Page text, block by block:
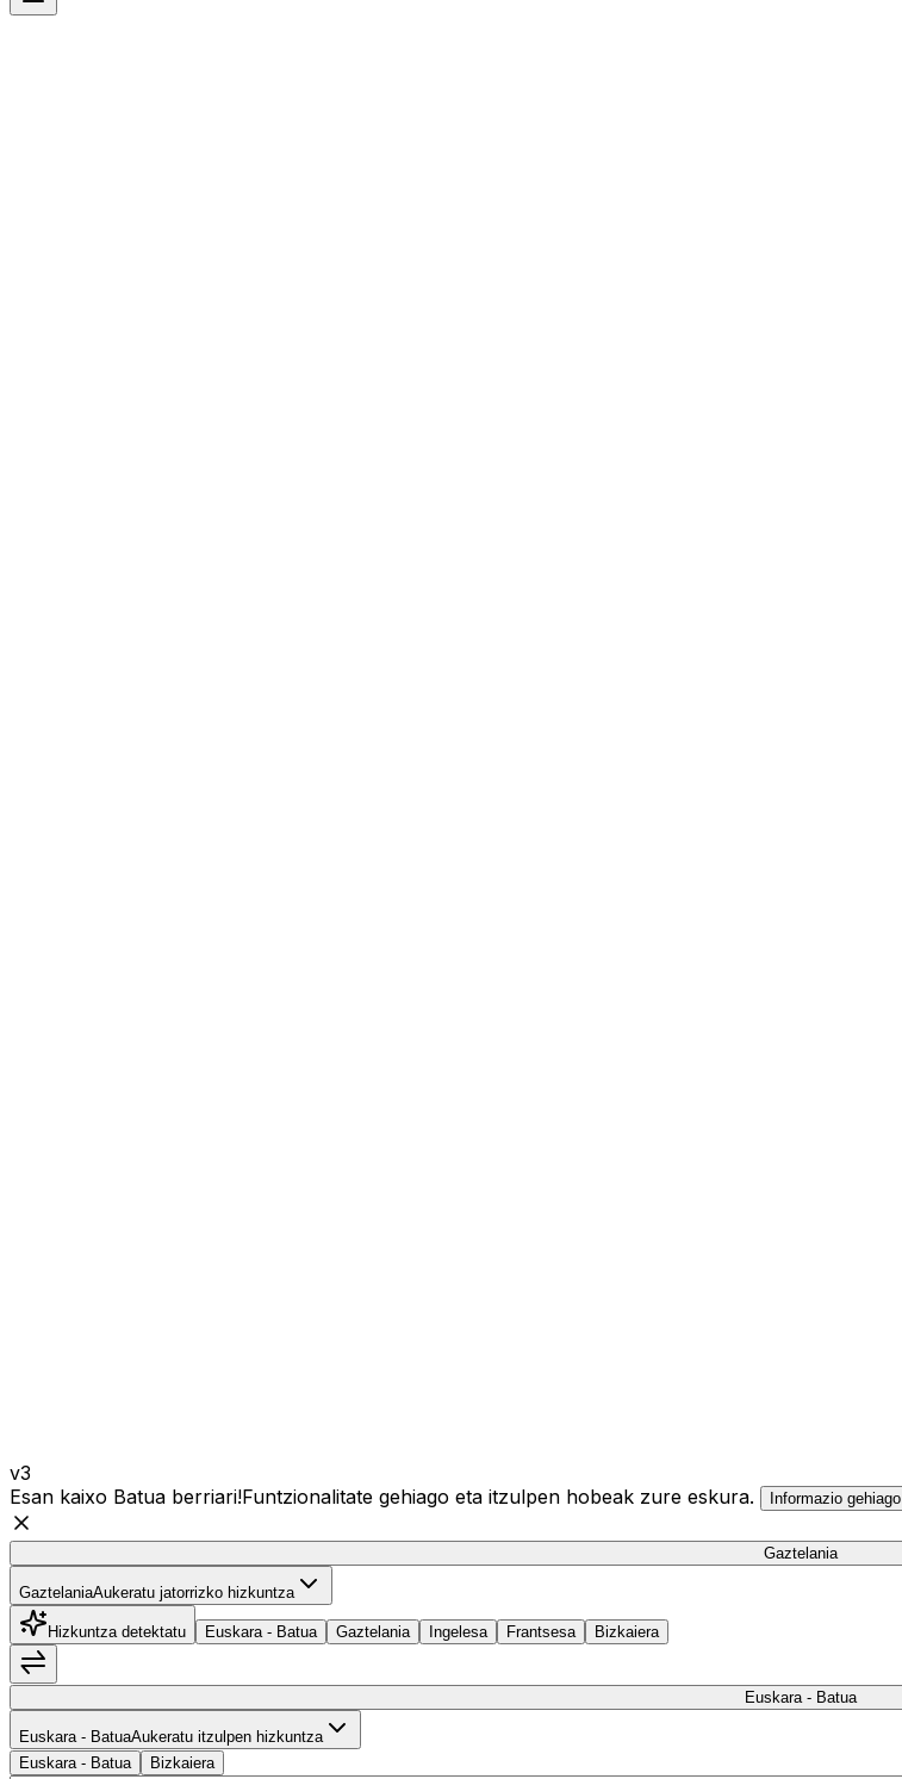
v3
Esan kaixo Batua berriari!Funtzionalitate gehiago eta itzulpen hobeak zure eskura. Informazio gehiago
Gaztelania
GaztelaniaAukeratu jatorrizko hizkuntza
Hizkuntza detektatu Euskara - Batua Gaztelania Ingelesa Frantsesa
Bizkaiera
Euskara - Batua
Euskara - BatuaAukeratu itzulpen hizkuntza
Euskara - Batua
Bizkaiera